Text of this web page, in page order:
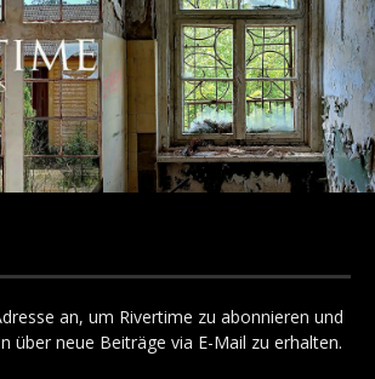
an, um Rivertime zu abonnieren und
über neue Beiträge via E-Mail zu erhalten.